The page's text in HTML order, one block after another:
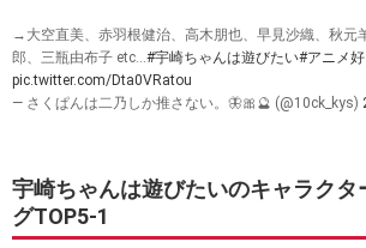
→大空直美、赤羽根健治、高木朋也、早見沙織、秋元
郎、三瓶由布子 etc…#宇崎ちゃんは遊びたい#アニメ
pic.twitter.com/Dta0VRatou
— さくぱんは二乃しか推さない。🦋🎀🔮 (@10ck_kys)
宇崎ちゃんは遊びたいのキャラクタ
グTOP5-1